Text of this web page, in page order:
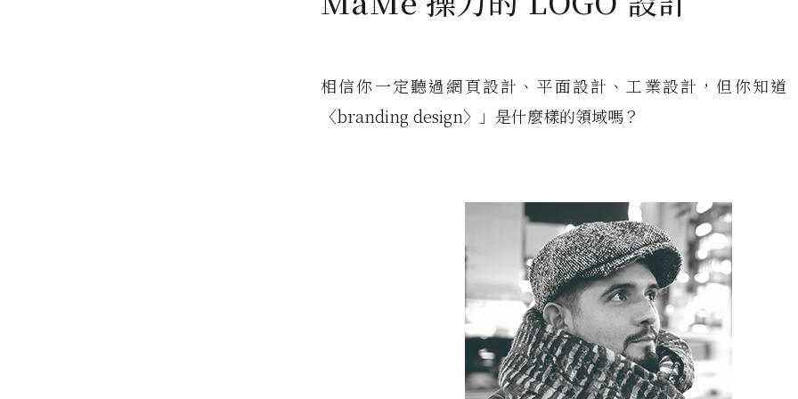
相信你一定聽過網頁設計、平面設計、工業設計，但你知道
〈branding design〉」是什麼樣的領域嗎？